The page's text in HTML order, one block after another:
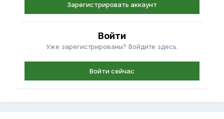
Зарегистрировать аккаунт
Войти
Уже зарегистрированы? Войдите здесь.
Войти сейчас